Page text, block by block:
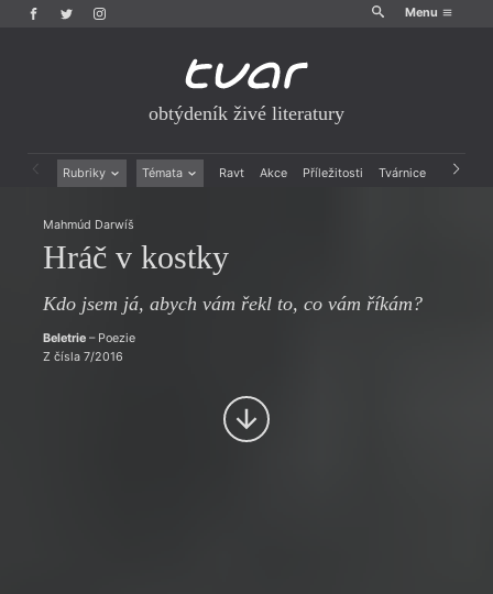
Menu
obtýdeník živé literatury
Rubriky Témata Ravt Akce Příležitosti Tvárnice Archiv
Drobná publicistika
Esejistika
Reportáže
Právě vychází
Mauzoleum
Historie kolonialismu
Výroční ceny
Mahmúd Darwíš
Hráč v kostky
Kdo jsem já, abych vám řekl to, co vám říkám?
Beletrie– Poezie
Z čísla 7/2016